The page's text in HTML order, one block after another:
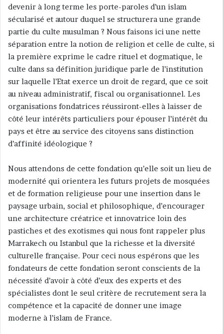
devenir à long terme les porte-paroles d’un islam
sécularisé et autour duquel se structurera une grande
partie du culte musulman ? Nous faisons ici une nette
séparation entre la notion de religion et celle de culte, si
la première exprime le cadre rituel et dogmatique, le
culte dans sa définition juridique parle de l’institution
sur laquelle l’Etat exerce un droit de regard, que ce soit
au niveau administratif, fiscal ou organisationnel. Les
organisations fondatrices réussiront-elles à laisser de
côté leur intérêts particuliers pour épouser l’intérêt du
pays et être au service des citoyens sans distinction
d’affinité idéologique ?
Nous attendons de cette fondation qu’elle soit un lieu de
modernité qui orientera les futurs projets de mosquées
et de formation religieuse pour une insertion dans le
paysage urbain, social et philosophique, d’encourager
une architecture créatrice et innovatrice loin des
pastiches et des exotismes qui nous font rappeler plus
Marrakech ou Istanbul que la richesse et la diversité
culturelle française. Pour ceci nous espérons que les
fondateurs de cette fondation seront conscients de la
nécessité d’avoir à côté d’eux des experts et des
spécialistes dont le seul critère de recrutement sera la
compétence et la capacité de donner une image
moderne à l’islam de France.